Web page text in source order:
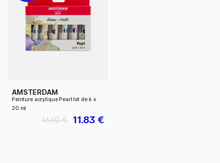
AMSTERDAM
Peinture acrylique Pearl lot de 6 x
20 ml
11.83 €
16.90 €